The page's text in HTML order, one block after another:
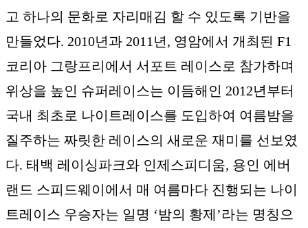
고 하나의 문화로 자리매김 할 수 있도록 기반을
만들었다. 2010년과 2011년, 영암에서 개최된 F1
코리아 그랑프리에서 서포트 레이스로 참가하며
위상을 높인 슈퍼레이스는 이듬해인 2012년부터
국내 최초로 나이트레이스를 도입하여 여름밤을
질주하는 짜릿한 레이스의 새로운 재미를 선보였
다. 태백 레이싱파크와 인제스피디움, 용인 에버
랜드 스피드웨이에서 매 여름마다 진행되는 나이
트레이스 우승자는 일명 ‘밤의 황제’라는 명칭으